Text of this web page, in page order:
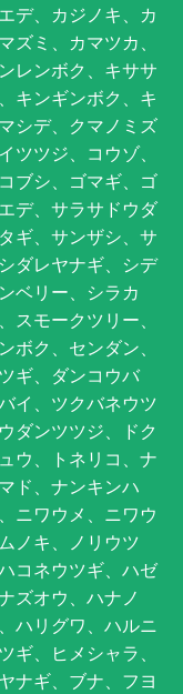
デ、カジノキ、カ
ズミ、カマツカ、
レンボク、キササ
キンギンボク、キ
シデ、クマノミズ
ツツジ、コウゾ、
ブシ、ゴマギ、ゴ
デ、サラサドウダ
ギ、サンザシ、サ
ダレヤナギ、シデ
ベリー、シラカ
モークツリー、
ボク、センダン、
ギ、ダンコウバ
イ、ツクバネウツ
ダンツツジ、ドク
ウ、トネリコ、ナ
ド、ナンキンハ
ニワウメ、ニワウ
ノキ、ノリウツ
コネウツギ、ハゼ
ズオウ、ハナノ
ハリグワ、ハルニ
ギ、ヒメシャラ、
ナギ、ブナ、フヨ